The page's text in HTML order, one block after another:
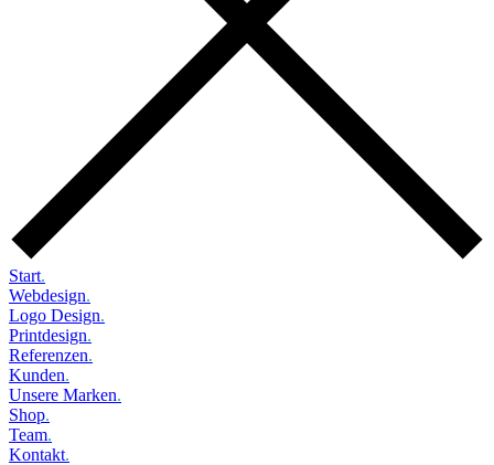
Start.
Webdesign.
Logo Design.
Printdesign.
Referenzen.
Kunden.
Unsere Marken.
Shop.
Team.
Kontakt.